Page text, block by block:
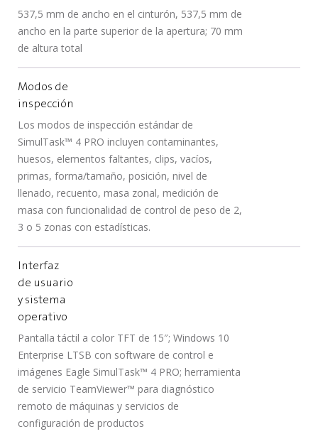
537,5 mm de ancho en el cinturón, 537,5 mm de
ancho en la parte superior de la apertura; 70 mm
de altura total
Modos de
inspección
Los modos de inspección estándar de
SimulTask™ 4 PRO incluyen contaminantes,
huesos, elementos faltantes, clips, vacíos,
primas, forma/tamaño, posición, nivel de
llenado, recuento, masa zonal, medición de
masa con funcionalidad de control de peso de 2,
3 o 5 zonas con estadísticas.
Interfaz
de usuario
y sistema
operativo
Pantalla táctil a color TFT de 15″; Windows 10
Enterprise LTSB con software de control e
imágenes Eagle SimulTask™ 4 PRO; herramienta
de servicio TeamViewer™ para diagnóstico
remoto de máquinas y servicios de
configuración de productos